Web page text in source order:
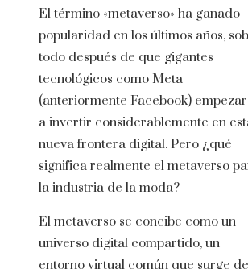
El término «metaverso» ha ganado
popularidad en los últimos años,
todo después de que gigantes
tecnológicos como Meta
(anteriormente Facebook)
a invertir considerablemente en
nueva frontera digital. Pero ¿qué
significa realmente el metaverso
la industria de la moda?
El metaverso se concibe como un
universo digital compartido, un
entorno virtual común que surge